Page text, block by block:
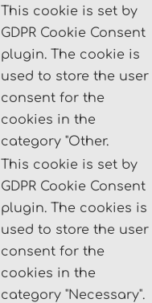
This cookie is set by
GDPR Cookie Consent
plugin. The cookie is
used to store the user
consent for the
cookies in the
category "Other.
This cookie is set by
GDPR Cookie Consent
plugin. The cookies is
used to store the user
consent for the
cookies in the
category "Necessary".